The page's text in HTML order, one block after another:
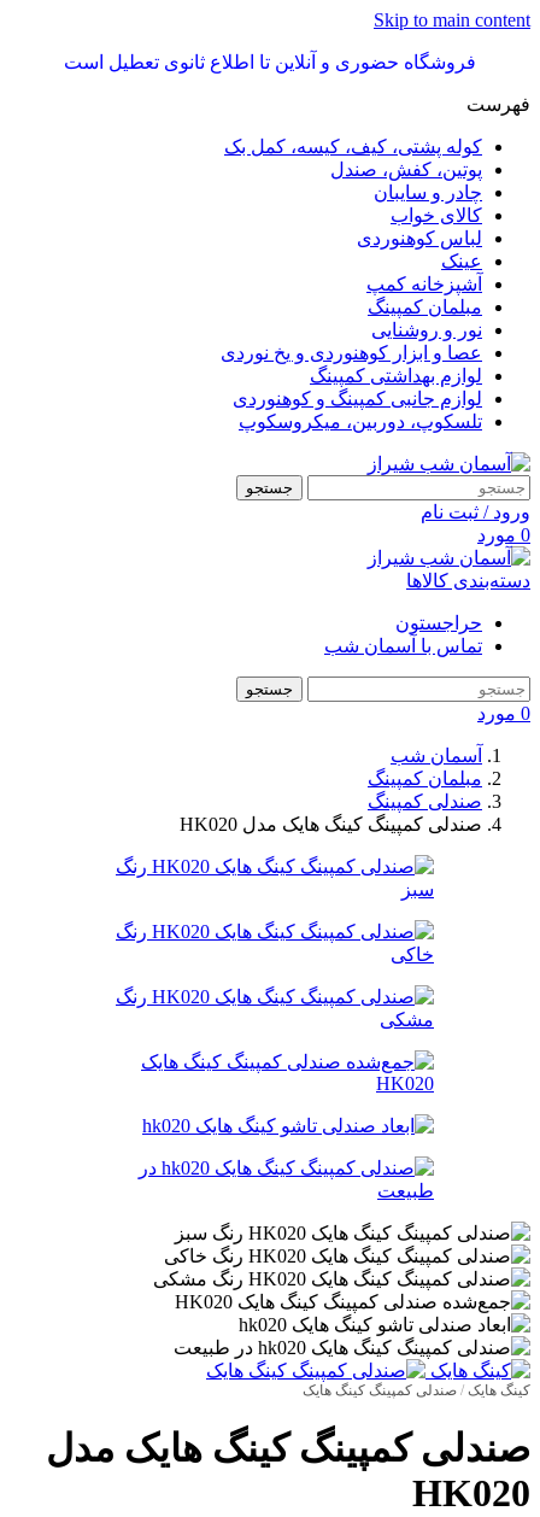
Skip to main content
فروشگاه حضوری و آنلاین تا اطلاع ثانوی تعطیل است
فهرست
کوله پشتی، کیف، کیسه، کمل بک
پوتین، کفش، صندل
چادر و سایبان
کالای خواب
لباس کوهنوردی
عینک
آشپزخانه کمپ
مبلمان کمپینگ
نور و روشنایی
عصا و ابزار کوهنوردی و یخ نوردی
لوازم بهداشتی کمپینگ
لوازم جانبی کمپینگ و کوهنوردی
تلسکوپ، دوربین، میکروسکوپ
جستجو
ورود / ثبت نام
0 مورد
دسته‌بندی کالاها
حراجستون
تماس با آسمان شب
جستجو
0 مورد
آسمان شب
مبلمان کمپینگ
صندلی کمپینگ
صندلی کمپینگ کینگ هایک مدل HK020
کینگ هایک / صندلی کمپینگ کینگ هایک
صندلی کمپینگ کینگ هایک مدل
HK020